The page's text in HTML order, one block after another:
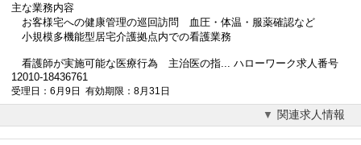
主な業務内容
お客様宅への健康管理の巡回訪問 血圧・体温・服薬確認など
小規模多機能型居宅介護拠点内での看護業務
看護師が実施可能な医療行為 主治医の指... ハローワーク求人番号
12010-18436761
受理日：6月9日 有効期限：8月31日
関連求人情報